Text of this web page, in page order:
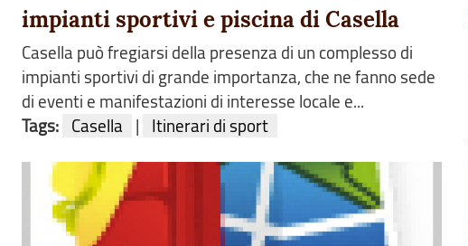
impianti sportivi e piscina di Casella
Casella può fregiarsi della presenza di un complesso di
impianti sportivi di grande importanza, che ne fanno sede
di eventi e manifestazioni di interesse locale e...
Tags: Casella | Itinerari di sport